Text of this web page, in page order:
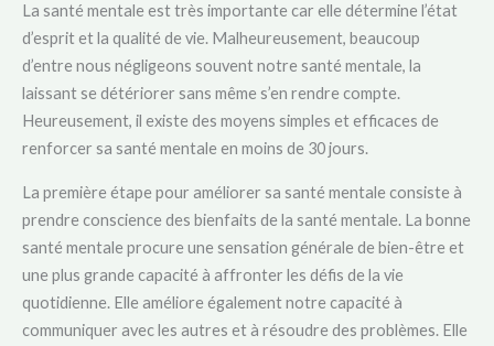
La santé mentale est très importante car elle détermine l’état
d’esprit et la qualité de vie. Malheureusement, beaucoup
d’entre nous négligeons souvent notre santé mentale, la
laissant se détériorer sans même s’en rendre compte.
Heureusement, il existe des moyens simples et efficaces de
renforcer sa santé mentale en moins de 30 jours.
La première étape pour améliorer sa santé mentale consiste à
prendre conscience des bienfaits de la santé mentale. La bonne
santé mentale procure une sensation générale de bien-être et
une plus grande capacité à affronter les défis de la vie
quotidienne. Elle améliore également notre capacité à
communiquer avec les autres et à résoudre des problèmes. Elle